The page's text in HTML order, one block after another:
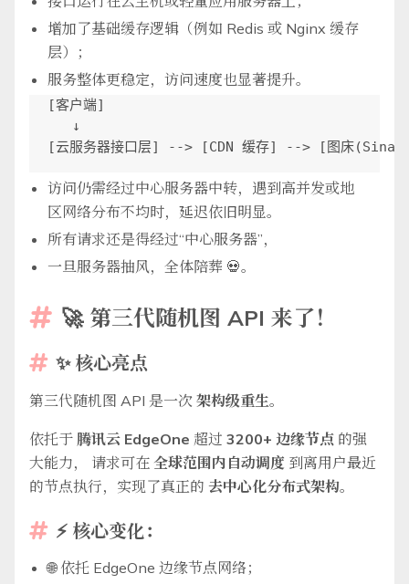
增加了基础缓存逻辑（例如 Redis 或 Nginx 缓存
层）；
服务整体更稳定，访问速度也显著提升。
[客户端]
   ↓
访问仍需经过中心服务器中转，遇到高并发或地
区网络分布不均时，延迟依旧明显。
所有请求还是得经过“中心服务器”，
一旦服务器抽风，全体陪葬 💀。
 🚀 第三代随机图 API 来了！
 ✨ 核心亮点
第三代随机图 API 是一次 架构级重生。
依托于 腾讯云 EdgeOne 超过 3200+ 边缘节点 的强
大能力， 请求可在 全球范围内自动调度 到离用户最近
的节点执行，实现了真正的 去中心化分布式架构。
 ⚡️ 核心变化：
🌐 依托 EdgeOne 边缘节点网络；